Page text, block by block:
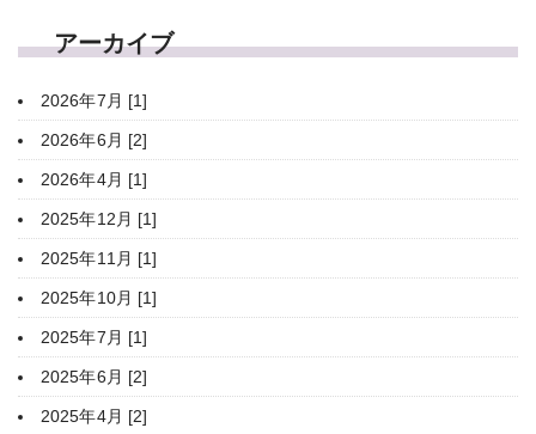
アーカイブ
2026年7月 [1]
2026年6月 [2]
2026年4月 [1]
2025年12月 [1]
2025年11月 [1]
2025年10月 [1]
2025年7月 [1]
2025年6月 [2]
2025年4月 [2]